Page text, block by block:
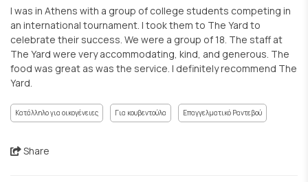
I was in Athens with a group of college students competing in
an international tournament. I took them to The Yard to
celebrate their success. We were a group of 18. The staff at
The Yard were very accommodating, kind, and generous. The
food was great as was the service. I definitely recommend The
Yard.
Κατάλληλο για οικογένειες Για κουβεντούλα Επαγγελματικό Ραντεβού
Share